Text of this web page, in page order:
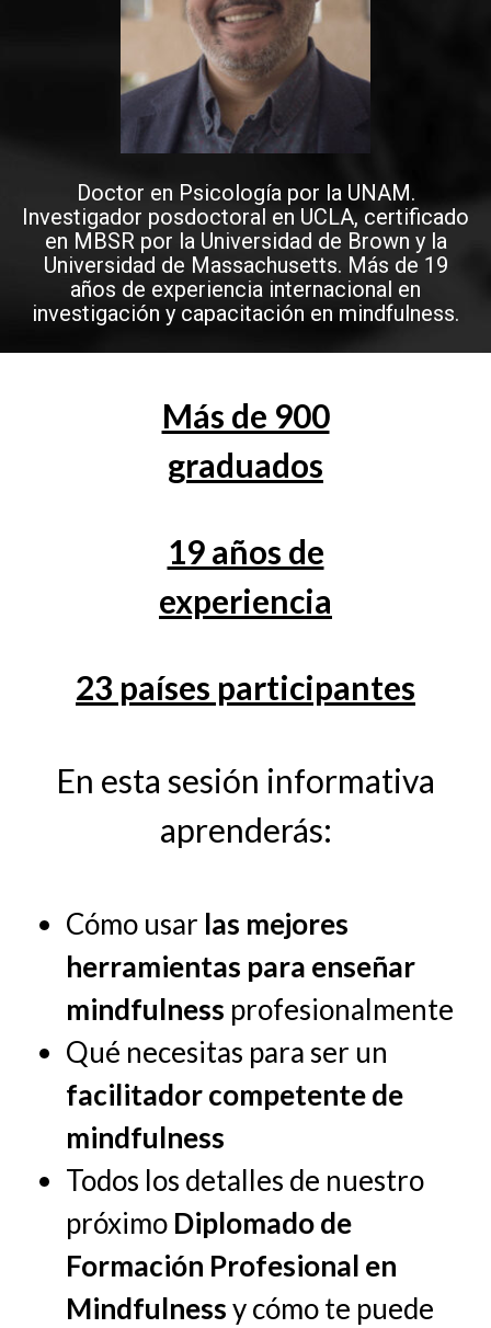
Doctor en Psicología por la UNAM.
Investigador posdoctoral en UCLA, certificado
en MBSR por la Universidad de Brown y la
Universidad de Massachusetts. Más de 19
años de experiencia internacional en
investigación y capacitación en mindfulness.
Más de 900
graduados
19 años de
experiencia
23 países participantes
En esta sesión informativa
aprenderás:
Cómo usar las mejores
herramientas para enseñar
mindfulness profesionalmente
Qué necesitas para ser un
facilitador competente de
mindfulness
Todos los detalles de nuestro
próximo Diplomado de
Formación Profesional en
Mindfulnessy cómo te puede